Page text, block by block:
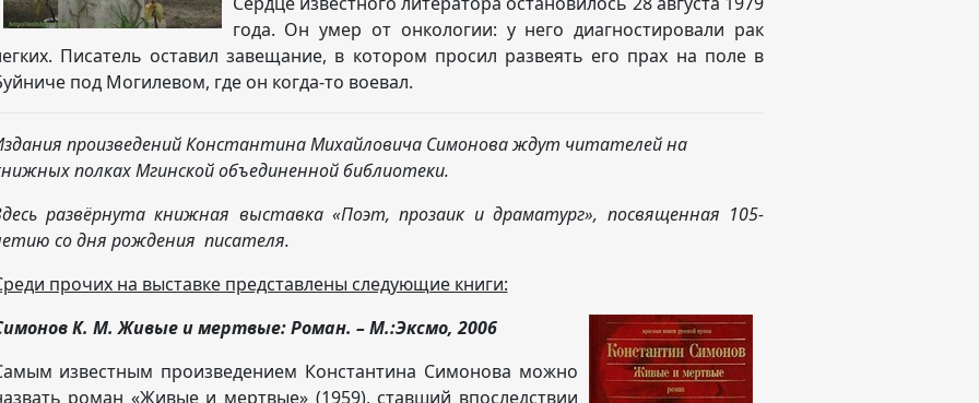
года. Он умер от онкологии: у него диагностировали рак
Писатель оставил завещание, в котором просил развеять его прах на поле в
под Могилевом, где он когда-то воевал.
произведений Константина Михайловича Симоноваждут читателей на
полках Мгинской объединенной библиотеки.
развёрнута книжная выставка «Поэт, прозаик и драматург», посвященная 105-
со дня рождения писателя.
прочих на выставке представлены следующие книги:
К. М. Живые и мертвые: Роман. – М.:Эксмо, 2006
известным произведением Константина Симонова можно
роман «Живые и мертвые» (1959), ставший впоследствии